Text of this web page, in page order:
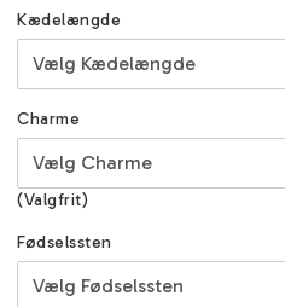
Kædelængde
Charme
(Valgfrit)
Fødselssten